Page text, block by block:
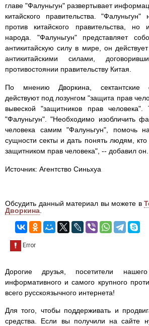
главе "Фалуньгун" развертывает
китайского правительства. "Фалуньгун"
против китайского правительства, но
народа. "Фалуньгун" представляет
антикитайскую силу в мире, он
антикитайскими силами,
противостоянии правительству Китая.
По мнению Дворкина, сектантские
действуют под лозунгом "защита прав
вывеской "защитников прав
"Фалуньгун". "Необходимо изобличить
человека самим "Фалуньгун", помочь
сущности секты и дать понять людям,
защитником прав человека", -- добавил он.
Источник: Агентство Синьхуа
Обсудить данный материал вы можете в
Дворкина
Дорогие друзья, посетители
информативного и самого крупного
всего русскоязычного интернета!
Для того, чтобы поддерживать и
средства. Если вы получили на сайте